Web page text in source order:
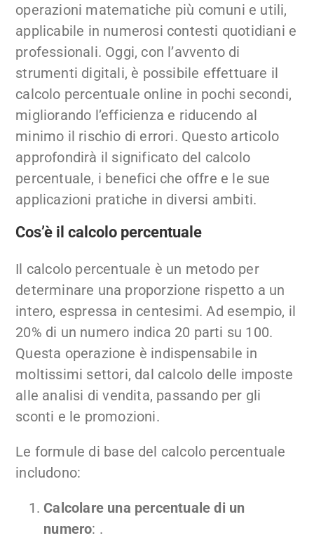
operazioni matematiche più comuni e utili,
applicabile in numerosi contesti quotidiani e
professionali. Oggi, con l’avvento di
strumenti digitali, è possibile effettuare il
calcolo percentuale online in pochi secondi,
migliorando l’efficienza e riducendo al
minimo il rischio di errori. Questo articolo
approfondirà il significato del calcolo
percentuale, i benefici che offre e le sue
applicazioni pratiche in diversi ambiti.
Cos’è il calcolo percentuale
Il calcolo percentuale è un metodo per
determinare una proporzione rispetto a un
intero, espressa in centesimi. Ad esempio, il
20% di un numero indica 20 parti su 100.
Questa operazione è indispensabile in
moltissimi settori, dal calcolo delle imposte
alle analisi di vendita, passando per gli
sconti e le promozioni.
Le formule di base del calcolo percentuale
includono:
Calcolare una percentuale di un
numero: .